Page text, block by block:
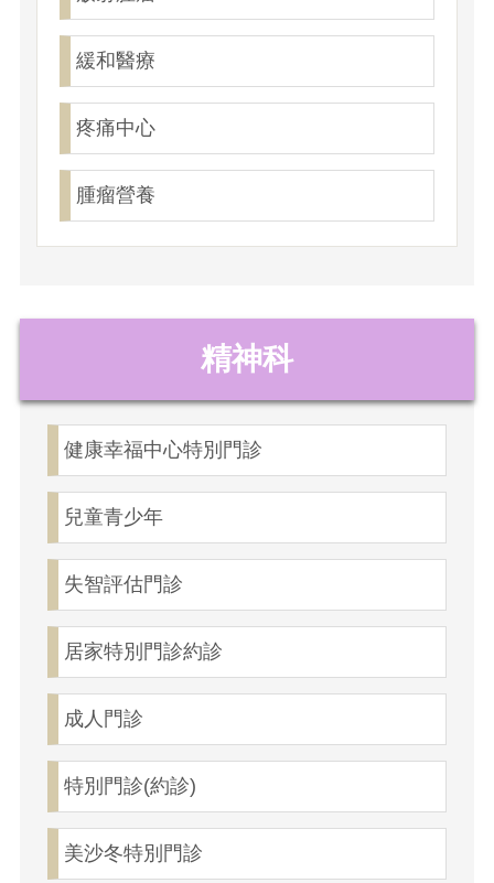
緩和醫療
疼痛中心
腫瘤營養
精神科
健康幸福中心特別門診
兒童青少年
失智評估門診
居家特別門診約診
成人門診
特別門診(約診)
美沙冬特別門診